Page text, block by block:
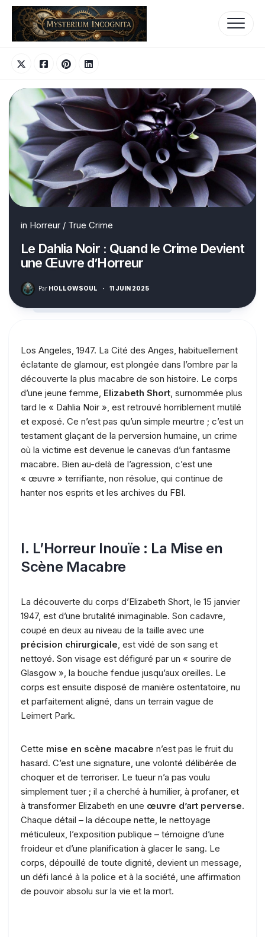
Skip
content
in Horreur / True Crime
Le Dahlia Noir : Quand le Crime Devient
une Œuvre d’Horreur
Par HOLLOWSOUL · 11 JUIN 2025
Los Angeles, 1947. La Cité des Anges, habituellement
éclatante de glamour, est plongée dans l’ombre par la
découverte la plus macabre de son histoire. Le corps
d’une jeune femme, Elizabeth Short, surnommée plus
tard le « Dahlia Noir », est retrouvé horriblement mutilé
et exposé. Ce n’est pas qu’un simple meurtre ; c’est un
testament glaçant de la perversion humaine, un crime
où la victime est devenue le canevas d’un fantasme
macabre. Bien au-delà de l’agression, c’est une
« œuvre » terrifiante, non résolue, qui continue de
hanter nos esprits et les archives du FBI.
I. L’Horreur Inouïe : La Mise en
Scène Macabre
La découverte du corps d’Elizabeth Short, le 15 janvier
1947, est d’une brutalité inimaginable. Son cadavre,
coupé en deux au niveau de la taille avec une
précision chirurgicale, est vidé de son sang et
nettoyé. Son visage est défiguré par un « sourire de
Glasgow », la bouche fendue jusqu’aux oreilles. Le
corps est ensuite disposé de manière ostentatoire, nu
et parfaitement aligné, dans un terrain vague de
Leimert Park.
Cette mise en scène macabre n’est pas le fruit du
hasard. C’est une signature, une volonté délibérée de
choquer et de terroriser. Le tueur n’a pas voulu
simplement tuer ; il a cherché à humilier, à profaner, et
à transformer Elizabeth en une œuvre d’art perverse.
Chaque détail – la découpe nette, le nettoyage
méticuleux, l’exposition publique – témoigne d’une
froideur et d’une planification à glacer le sang. Le
corps, dépouillé de toute dignité, devient un message,
un défi lancé à la police et à la société, une affirmation
de pouvoir absolu sur la vie et la mort.